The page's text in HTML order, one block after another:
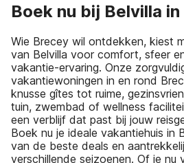
Boek nu bij Belvilla
Wie Brecey wil ontdekken, kiest
van Belvilla voor comfort, sfeer
vakantie-ervaring. Onze
vakantiewoningen in en rond
knusse gîtes tot ruime,
tuin, zwembad of wellness
een verblijf dat past bij jouw
Boek nu je ideale vakantiehuis in
van de beste deals en
verschillende seizoenen. Of je nu